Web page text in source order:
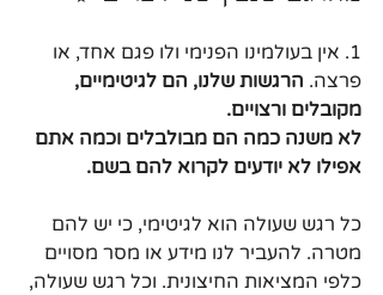
1. אין בעולמינו הפנימי ולו פגם אחד, או
פרצה. הרגשות שלנו, הם לגיטימיים,
מקובלים ורצויים.
לא משנה כמה הם מבולבלים וכמה אתם
אפילו לא יודעים לקרוא להם בשם.
כל רגש שעולה הוא לגיטימי, כי יש להם
מטרה. להעביר לנו מידע או מסר מסויים
כלפי המציאות החיצונית. וכל רגש שעולה,